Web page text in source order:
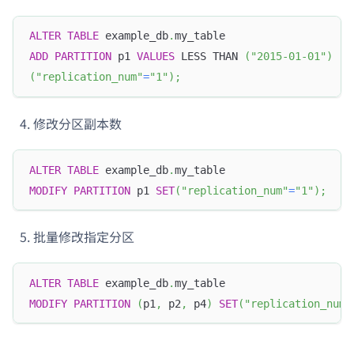
ALTER TABLE example_db.my_table
ADD PARTITION p1 VALUES LESS THAN ( "2015-01-01" )
( "replication_num"="1" ) ;
修改分区副本数
ALTER TABLE example_db.my_table
MODIFY PARTITION p1 SET( "replication_num"="1" ) ;
批量修改指定分区
ALTER TABLE example_db.my_table
MODIFY PARTITION (p1 , p2 , p4) SET( "replication_num"